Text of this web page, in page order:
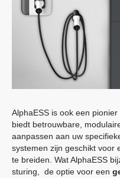
AlphaESS is ook een
biedt betrouwbare,
aanpassen aan uw
systemen zijn geschikt voor
te breiden. Wat AlphaESS
sturing, de optie voor een